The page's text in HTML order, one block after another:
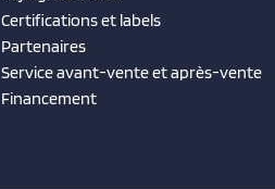
Certifications et labels
Partenaires
Service avant-vente et après-vente
Financement